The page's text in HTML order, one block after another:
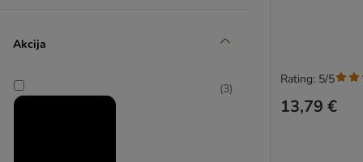
11)
Akcija
(3)
13,79 €
Rating: 5/5